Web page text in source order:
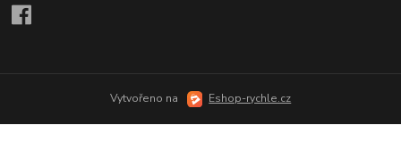
Vytvořeno na Eshop-rychle.cz